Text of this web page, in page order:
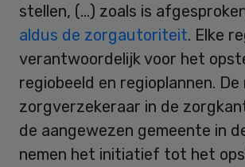
stellen, (…) zoals is
aldus de zorgautoriteit. Elke
verantwoordelijk voor het
regiobeeld en regioplannen.
zorgverzekeraar in de
de aangewezen gemeente in
nemen het initiatief tot het